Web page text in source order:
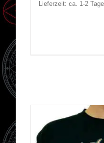
Lieferzeit: ca. 1-2